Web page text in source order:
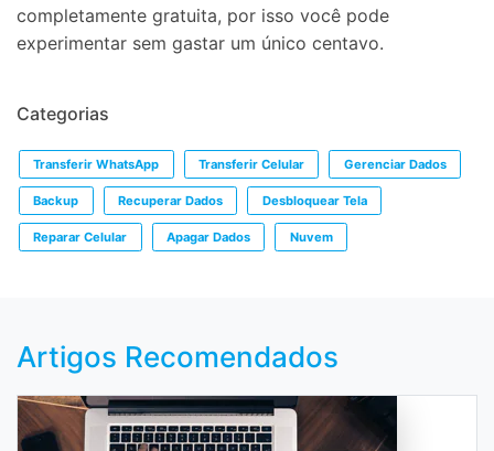
completamente gratuita, por isso você pode
experimentar sem gastar um único centavo.
Categorias
Transferir WhatsApp Transferir Celular Gerenciar Dados
Backup Recuperar Dados Desbloquear Tela
Reparar Celular Apagar Dados Nuvem
Artigos Recomendados